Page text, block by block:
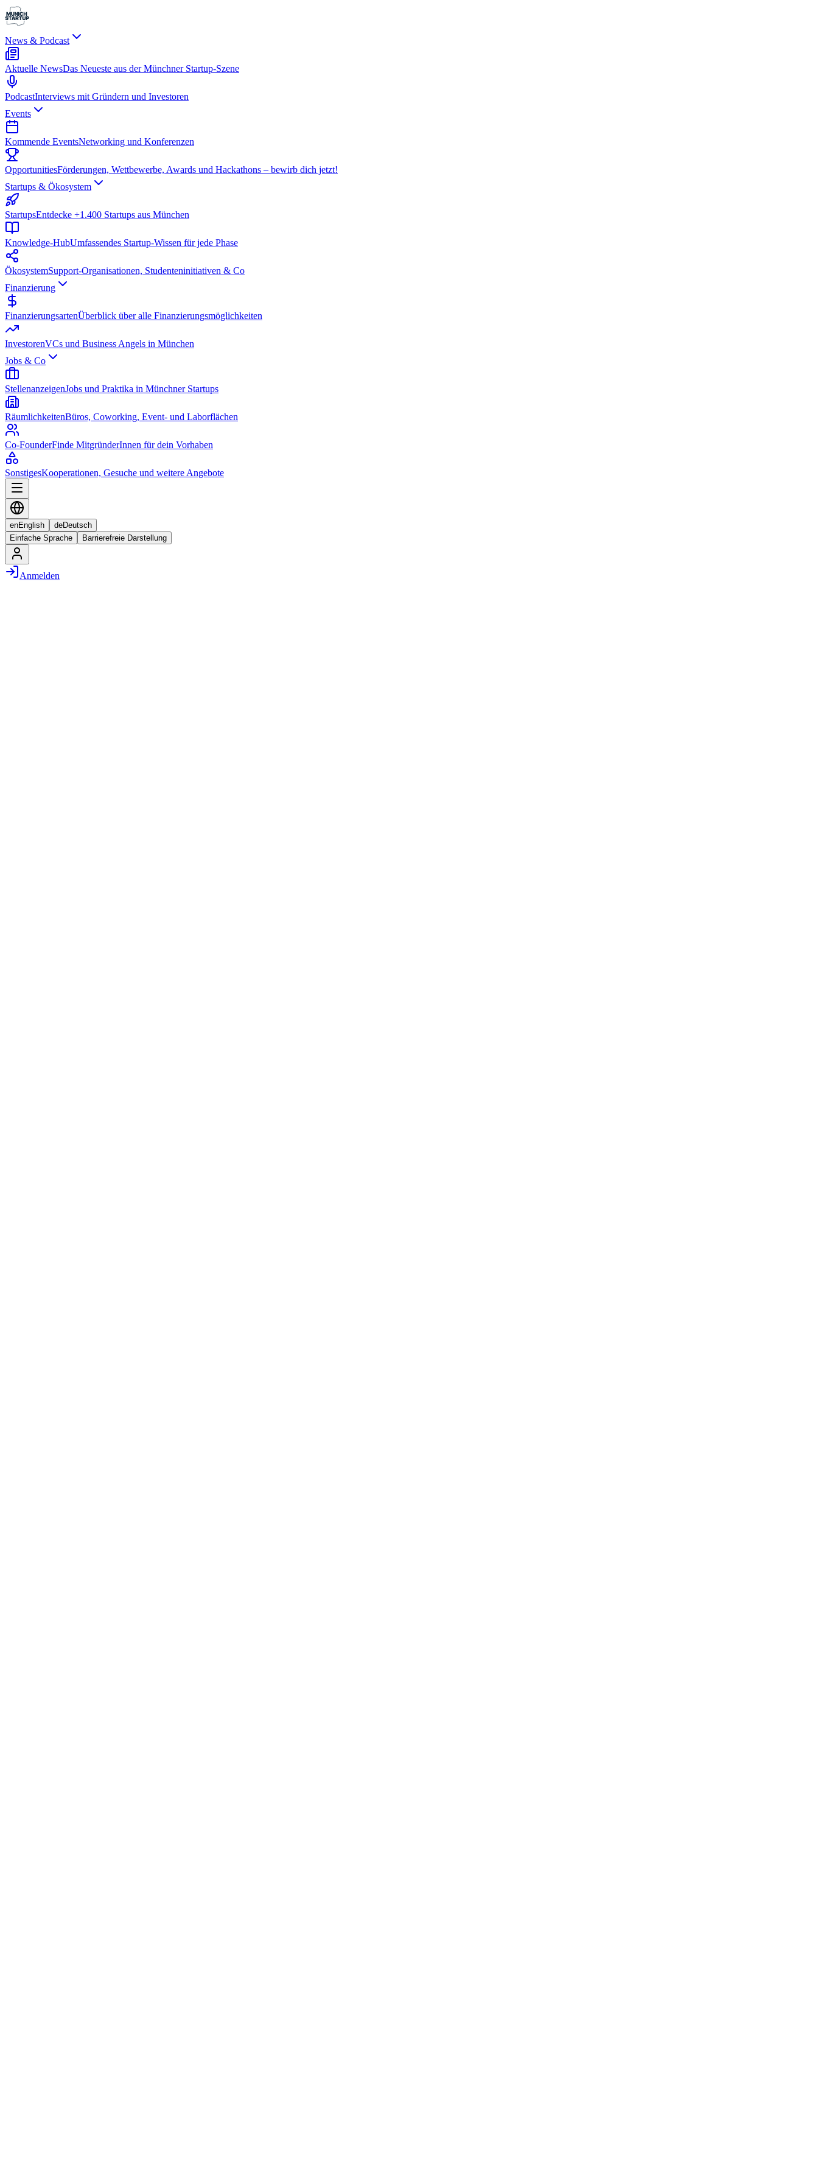
News & Podcast
Aktuelle NewsDas Neueste aus der Münchner Startup-Szene
PodcastInterviews mit Gründern und Investoren
Events
Kommende EventsNetworking und Konferenzen
OpportunitiesFörderungen, Wettbewerbe, Awards und Hackathons – bewirb dich jetzt!
Startups & Ökosystem
StartupsEntdecke +1.400 Startups aus München
Knowledge-HubUmfassendes Startup-Wissen für jede Phase
ÖkosystemSupport-Organisationen, Studenteninitiativen & Co
Finanzierung
FinanzierungsartenÜberblick über alle Finanzierungsmöglichkeiten
InvestorenVCs und Business Angels in München
Jobs & Co
StellenanzeigenJobs und Praktika in Münchner Startups
RäumlichkeitenBüros, Coworking, Event- und Laborflächen
Co-FounderFinde MitgründerInnen für dein Vorhaben
SonstigesKooperationen, Gesuche und weitere Angebote
enEnglish deDeutsch
Einfache Sprache
Barrierefreie Darstellung
Anmelden